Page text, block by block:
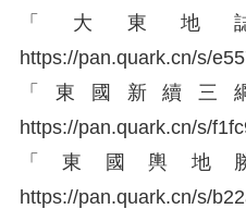
「大東地
https://pan.quark.cn/s/
「東國新續三
https://pan.quark.cn/s/
「東國輿地
https://pan.quark.cn/s/